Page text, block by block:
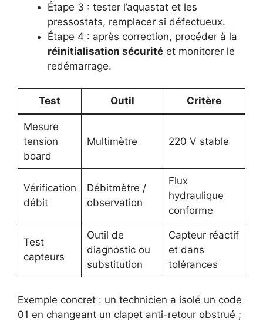
Étape 3 : tester l’aquastat et les
pressostats, remplacer si défectueux.
Étape 4 : après correction, procéder à la
réinitialisation sécurité et monitorer le
redémarrage.
Test Outil Critère
Mesure
tension
board
Multimètre 220 V stable
Vérification
débit
Débitmètre /
observation
Flux
hydraulique
conforme
Test
capteurs
Outil de
diagnostic ou
substitution
Capteur réactif
et dans
tolérances
Exemple concret : un technicien a isolé un code
01 en changeant un clapet anti-retour obstrué ;